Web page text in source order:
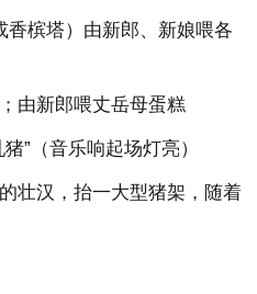
香槟塔）由新郎、新娘喂各
由新郎喂丈岳母蛋糕
”（音乐响起场灯亮）
壮汉，抬一大型猪架，随着